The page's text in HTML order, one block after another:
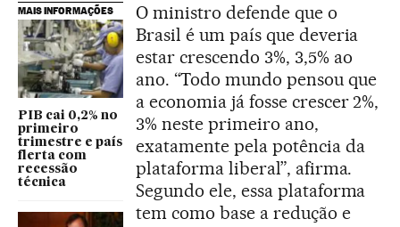
MAIS INFORMAÇÕES
PIB cai 0,2% no
primeiro
trimestre e país
flerta com
recessão
técnica
O ministro defende que o
Brasil é um país que deveria
estar crescendo 3%, 3,5% ao
ano. “Todo mundo pensou que
a economia já fosse crescer 2%,
3% neste primeiro ano,
exatamente pela potência da
plataforma liberal”, afirma.
Segundo ele, essa plataforma
tem como base a redução e